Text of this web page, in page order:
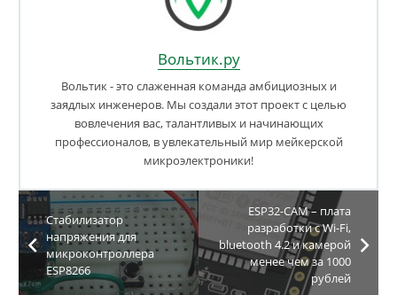
Вольтик.ру
Вольтик - это слаженная команда амбициозных и
заядлых инженеров. Мы создали этот проект с целью
вовлечения вас, талантливых и начинающих
профессионалов, в увлекательный мир мейкерской
микроэлектроники!
Стабилизатор
напряжения для
микроконтроллера
ESP8266
ESP32-CAM – плата
разработки с Wi-Fi,
bluetooth 4.2 и камерой
менее чем за 1000
рублей